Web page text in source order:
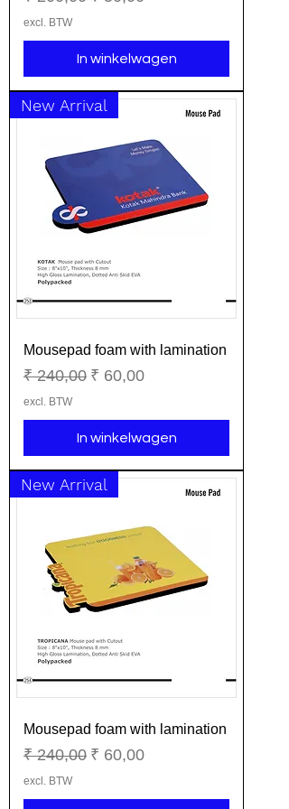
excl. BTW
In winkelwagen
New Arrival
Mousepad foam with lamination
Normale prijs
₹ 240,00 Verkoopprijs
₹ 60,00
excl. BTW
In winkelwagen
New Arrival
Mousepad foam with lamination
Normale prijs
₹ 240,00 Verkoopprijs
₹ 60,00
excl. BTW